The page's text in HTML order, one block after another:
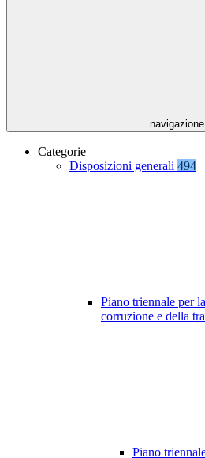
navigazione
Categorie
Disposizioni generali 494
Piano triennale per
corruzione e della
Piano